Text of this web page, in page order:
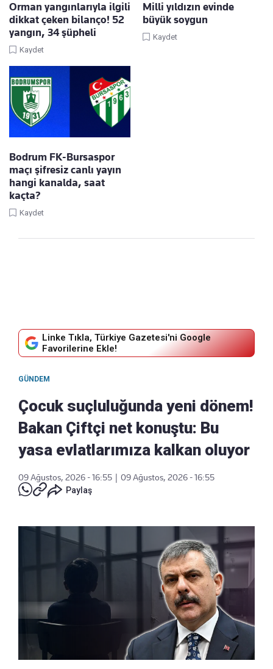
Orman yangınlarıyla ilgili
dikkat çeken bilanço! 52
yangın, 34 şüpheli
Kaydet
Milli yıldızın evinde
büyük soygun
Kaydet
Bodrum FK-Bursaspor
maçı şifresiz canlı yayın
hangi kanalda, saat
kaçta?
Kaydet
Linke Tıkla, Türkiye Gazetesi'ni Google
Favorilerine Ekle!
GÜNDEM
Çocuk suçluluğunda yeni dönem!
Bakan Çiftçi net konuştu: Bu
yasa evlatlarımıza kalkan oluyor
09 Ağustos, 2026 - 16:55
09 Ağustos, 2026 - 16:55
Paylaş